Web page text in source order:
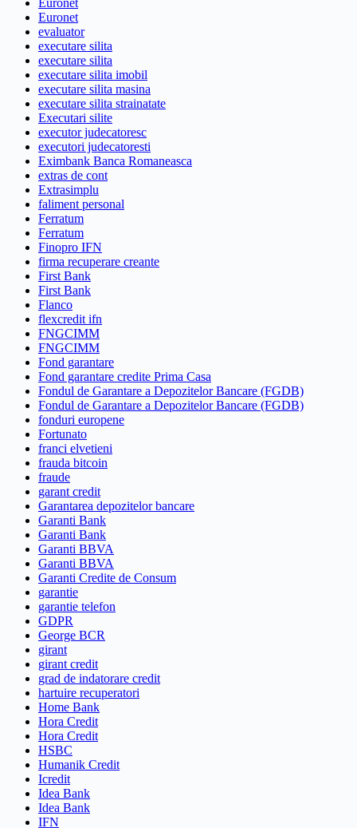
Euronet
Euronet
evaluator
executare silita
executare silita
executare silita imobil
executare silita masina
executare silita strainatate
Executari silite
executor judecatoresc
executori judecatoresti
Eximbank Banca Romaneasca
extras de cont
Extrasimplu
faliment personal
Ferratum
Ferratum
Finopro IFN
firma recuperare creante
First Bank
First Bank
Flanco
flexcredit ifn
FNGCIMM
FNGCIMM
Fond garantare
Fond garantare credite Prima Casa
Fondul de Garantare a Depozitelor Bancare (FGDB)
Fondul de Garantare a Depozitelor Bancare (FGDB)
fonduri europene
Fortunato
franci elvetieni
frauda bitcoin
fraude
garant credit
Garantarea depozitelor bancare
Garanti Bank
Garanti Bank
Garanti BBVA
Garanti BBVA
Garanti Credite de Consum
garantie
garantie telefon
GDPR
George BCR
girant
girant credit
grad de indatorare credit
hartuire recuperatori
Home Bank
Hora Credit
Hora Credit
HSBC
Humanik Credit
Icredit
Idea Bank
Idea Bank
IFN